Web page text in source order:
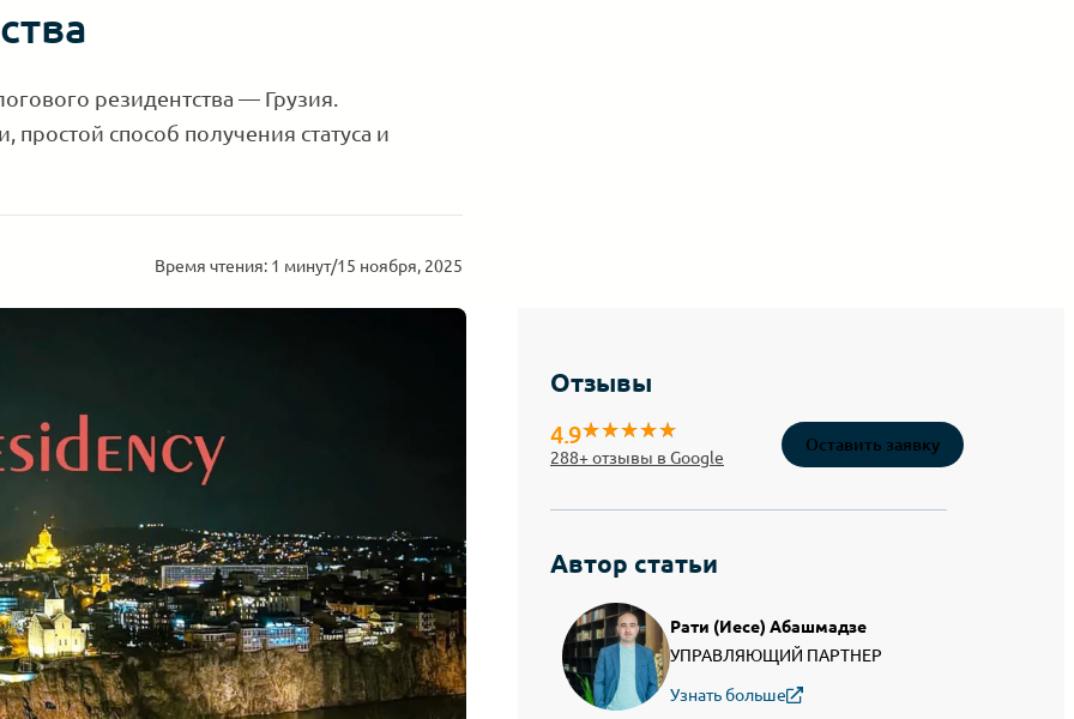
резидентства — Грузия.
способ получения статуса и
Время чтения: 1 минут/15 ноября, 2025
Отзывы
4.9
288+ отзывы в Google
Оставить заявку
Автор статьи
Рати (Иесе) Абашмадзе
УПРАВЛЯЮЩИЙ ПАРТНЕР
Узнать больше